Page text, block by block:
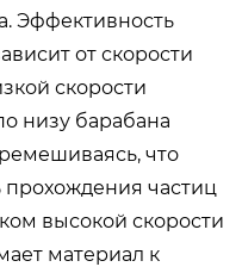
Эффективность
от скорости
скорости
низу барабана
что
прохождения частиц
высокой скорости
материал к